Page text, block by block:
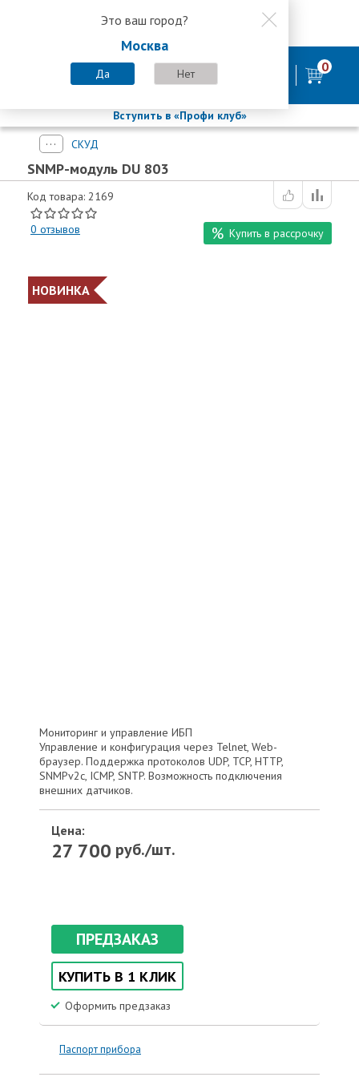
8 800 200-58-35
Это ваш город?
Москва
Да Нет
8 (800) 200-58-35
Пн-Пт с 9:00-18:00. Сб. Вс - выходной 0
Вступить в «Профи клуб»
СКУД
SNMP-модуль DU 803
Код товара: 2169
0 отзывов Купить в рассрочку
НОВИНКА
Мониторинг и управление ИБП
Управление и конфигурация через Telnet, Web-
браузер. Поддержка протоколов UDP, TCP, HTTP,
SNMPv2c, ICMP, SNTP. Возможность подключения
внешних датчиков.
Цена:
27 700 руб./шт.
ПРЕДЗАКАЗ
КУПИТЬ В 1 КЛИК
Оформить предзаказ
Паспорт прибора